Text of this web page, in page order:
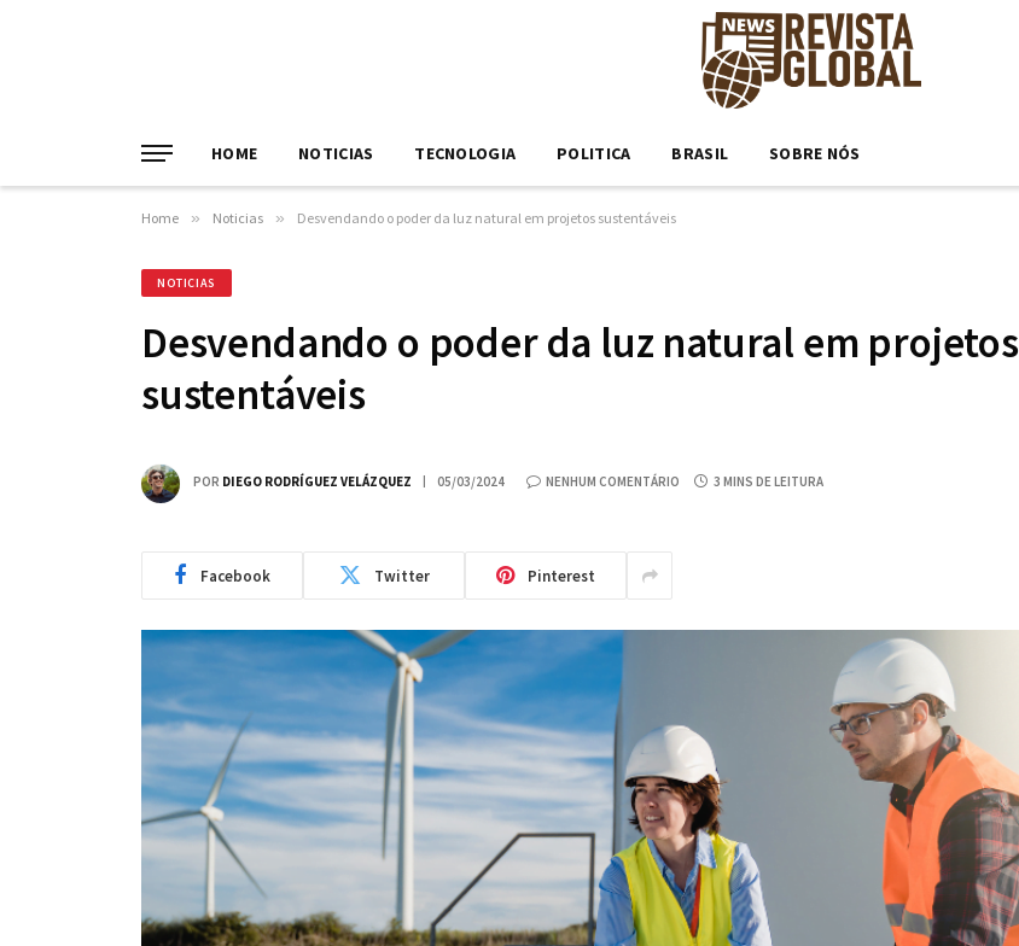
HOME NOTICIAS TECNOLOGIA POLITICA BRASIL SOBRE NÓS
Home » Noticias » Desvendando o poder da luz natural em projetos sustentáveis
NOTICIAS
Desvendando o poder da luz natural em projetos
sustentáveis
POR DIEGO RODRÍGUEZ VELÁZQUEZ 05/03/2024 NENHUM COMENTÁRIO 3 MINS DE LEITURA
Facebook Twitter Pinterest